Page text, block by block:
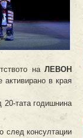
наЛЕВОН
активирано в края
20-тата годишнина
след консултации